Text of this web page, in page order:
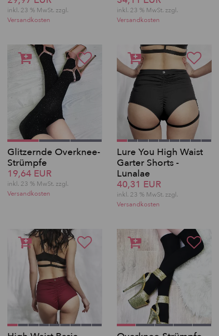
inkl. 23 % MwSt. zzgl.
Versandkosten
inkl. 23 % MwSt. zzgl.
Versandkosten
Glitzernde Overknee-
Strümpfe
19,64 EUR
inkl. 23 % MwSt. zzgl.
Versandkosten
Lure You High Waist
Garter Shorts -
Lunalae
40,31 EUR
inkl. 23 % MwSt. zzgl.
Versandkosten